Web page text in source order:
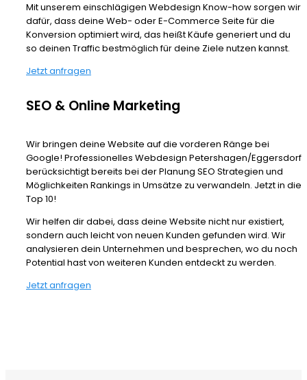
Mit unserem einschlägigen Webdesign Know-how sorgen wir
dafür, dass deine Web- oder E-Commerce Seite für die
Konversion optimiert wird, das heißt Käufe generiert und du
so deinen Traffic bestmöglich für deine Ziele nutzen kannst.
Jetzt anfragen
SEO & Online Marketing
Wir bringen deine Website auf die vorderen Ränge bei
Google! Professionelles Webdesign Petershagen/Eggersdorf
berücksichtigt bereits bei der Planung SEO Strategien und
Möglichkeiten Rankings in Umsätze zu verwandeln. Jetzt in die
Top 10!
Wir helfen dir dabei, dass deine Website nicht nur existiert,
sondern auch leicht von neuen Kunden gefunden wird. Wir
analysieren dein Unternehmen und besprechen, wo du noch
Potential hast von weiteren Kunden entdeckt zu werden.
Jetzt anfragen